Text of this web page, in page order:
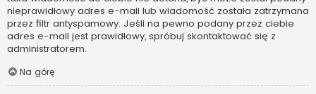
nieprawidłowy adres e-mail lub wiadomość została zatrzymana
przez filtr antyspamowy. Jeśli na pewno podany przez ciebie
adres e-mail jest prawidłowy, spróbuj skontaktować się z
administratorem.
Na górę